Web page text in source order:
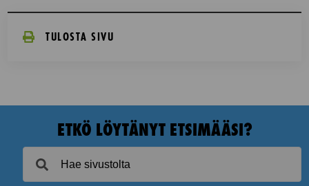
TULOSTA SIVU
ETKÖ LÖYTÄNYT ETSIMÄÄSI?